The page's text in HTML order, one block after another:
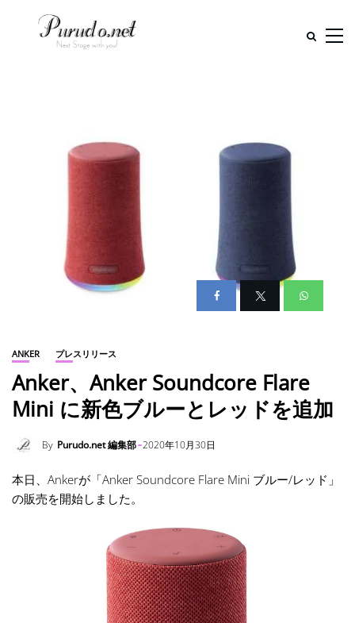
ANKER プレスリリース
Anker、Anker Soundcore Flare
Mini に新色ブルーとレッドを追加
By Purudo.net 編集部 2020年10月30日
本日、Ankerが「Anker Soundcore Flare Mini ブルー/レッド」
の販売を開始しました。